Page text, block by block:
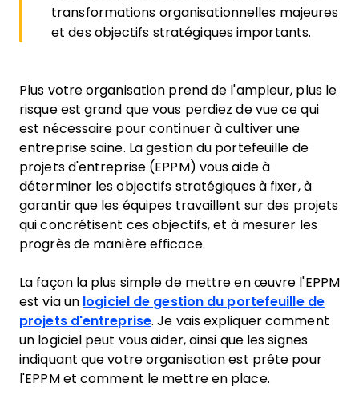
transformations organisationnelles majeures
et des objectifs stratégiques importants.
Plus votre organisation prend de l'ampleur, plus le
risque est grand que vous perdiez de vue ce qui
est nécessaire pour continuer à cultiver une
entreprise saine. La gestion du portefeuille de
projets d'entreprise (EPPM) vous aide à
déterminer les objectifs stratégiques à fixer, à
garantir que les équipes travaillent sur des projets
qui concrétisent ces objectifs, et à mesurer les
progrès de manière efficace.
La façon la plus simple de mettre en œuvre l'EPPM
est via un logiciel de gestion du portefeuille de
projets d'entreprise. Je vais expliquer comment
un logiciel peut vous aider, ainsi que les signes
indiquant que votre organisation est prête pour
l'EPPM et comment le mettre en place.